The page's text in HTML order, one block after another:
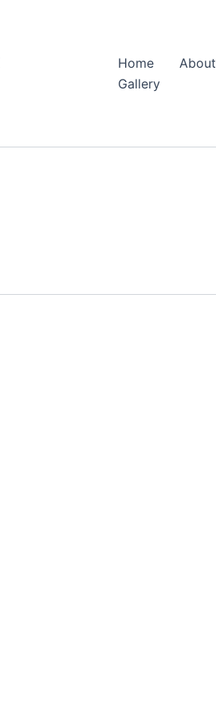
Home About
Gallery